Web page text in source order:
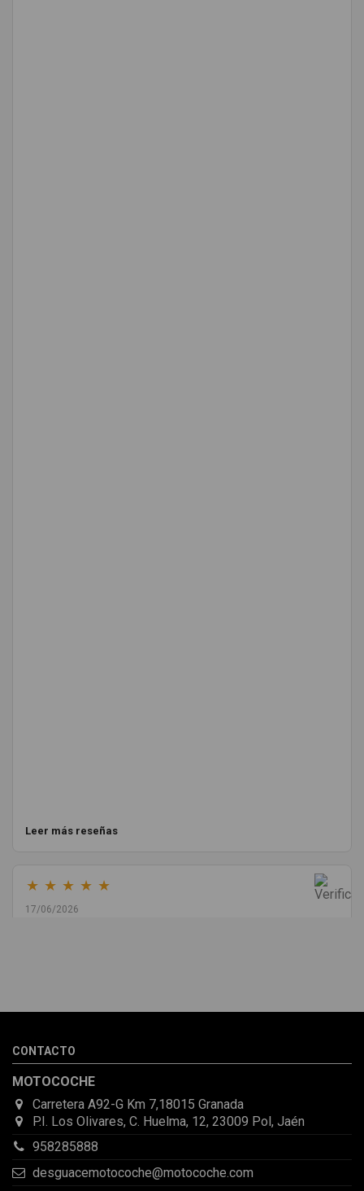
Leer más reseñas
★ ★ ★ ★ ★
17/06/2026
la pieza llegó correcta y bien embalada, además de llegarme 2
CONTACTO
MOTOCOCHE
Carretera A92-G Km 7,18015 Granada
P.I. Los Olivares, C. Huelma, 12, 23009 Pol, Jaén
958285888
desguacemotocoche@motocoche.com